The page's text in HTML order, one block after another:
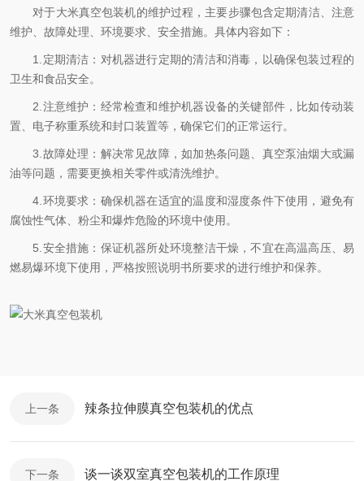
对于大米真空包装机的维护过程，主要步骤包含定期清洁、注意
维护、故障处理、环境要求、安全措施。具体内容如下：
1.定期清洁：对机器进行定期的清洁和消毒，以确保包装过程的
卫生和食品安全。
2.注意维护：经常检查和维护机器设备的关键部件，比如传动装
置、电子称重系统和封口装置等，确保它们的正常运行。
3.故障处理：解决常见故障，如加热条问题、真空泵油烟大或漏
油等问题，需要更换相关零件或清洗维护。
4.环境要求：确保机器在适宜的温度和湿度条件下使用，避免有
腐蚀性气体、粉尘和爆炸危险的环境中使用。
5.安全措施：保证机器所处环境整洁干燥，不宜在高温高压、易
燃易爆环境下使用，严格按照说明书所要求的进行维护和保养。
上一条 辣条拉伸膜真空包装机的优点
下一条 谈一谈双室真空包装机的工作原理